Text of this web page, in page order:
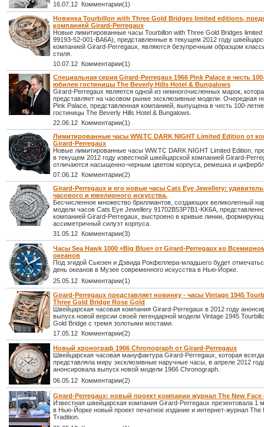
16.07.12 Комментарии(1)
Новинка Tourbillon with Three Gold Bridges limited editions,
компанией Girard-Perregaux
Новые лимитированные часы Tourbillon with Three Gold Bridges limited
99193-52-001-BA6A), представленные в текущем 2012 году
компанией Girard-Perregaux, являются безупречным образцом
стиля.
10.07.12 Комментарии(1)
Специальная серия Girard-Perregaux 1966 Pink Palace в честь
юбилея гостиницы The Beverly Hills Hotel & Bungalows
Girard-Perregaux является одной из немногочисленных марок,
представляет на часовом рынке эксклюзивные модели. Очередная
Pink Palace, представленная компанией, выпущена в честь 100-
гостиницы The Beverly Hills Hotel & Bungalows.
22.06.12 Комментарии(1)
Лимитированные часы WW.TC DARK NIGHT Limited Edition от
Girard-Perregaux
Новые лимитированные часы WW.TC DARK NIGHT Limited Edition,
в текущем 2012 году известной швейцарской компанией Girard-
отличаются насыщенно-черным цветом корпуса, ремешка и
07.06.12 Комментарии(2)
Girard-Perregaux и его новые часы Cats Eye Jewellery:
часового и ювелирного искусства.
Бесчисленное множество бриллиантов, создающих великолепный
модели часов Cats Eye Jewellery 91702B53P7B1-KK6A,
компанией Girard-Perregaux, выстроено в кривые линии,
ассиметричный силуэт корпуса.
31.05.12 Комментарии(3)
Часы Sea Hawk 1000 «Big Blue» от Girard-Perregaux ко
океанов
Под эгидой Сьюзен и Дэвида Рокфеллера-младшего будет
день океанов в Музее современного искусства в Нью-Йорке.
25.05.12 Комментарии(1)
Girard-Perregaux представляет новинку - часы Vintage 1945
Three Gold Bridge Rose Gold
Швейцарская часовая компания Girard-Perregaux в 2012 году
выпуск новой версии своей легендарной модели Vintage 1945
Gold Bridge с тремя золотыми мостами.
17.05.12 Комментарии(2)
Новый хронограф 1966 Chronograph от Girard-Perregaux
Швейцарская часовая мануфактура Girard-Perregaux, которая всегда
представляла миру эксклюзивные наручные часы, в апреле 2012
анонсировала выпуск новой модели 1966 Chronograph.
06.05.12 Комментарии(2)
Girard-Perregaux: новый проект компании журнал The New
Известная швейцарская компания Girard-Perregaux презентовала 1
в Нью-Йорке новый проект печатное издание и интернет-журнал The
Tradition.